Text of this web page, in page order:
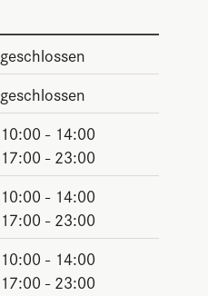
geschlossen
geschlossen
10:00 - 14:00
17:00 - 23:00
10:00 - 14:00
17:00 - 23:00
10:00 - 14:00
17:00 - 23:00